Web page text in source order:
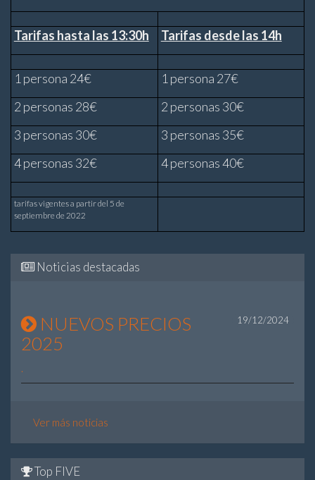
Tarifas hasta las 13:30h Tarifas desde las 14h
1 persona 24€
1 persona 27€
2 personas 28€
2 personas 30€
3 personas 30€
3 personas 35€
4 personas 32€
4 personas 40€
tarifas vigentes a partir del 5 de
septiembre de 2022
Noticias destacadas
19/12/2024
NUEVOS PRECIOS
2025
.
Ver más noticias
Top FIVE